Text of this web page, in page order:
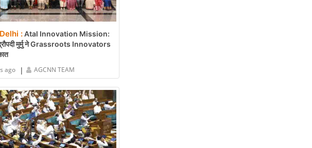
:Atal Innovation Mission:
द्रौपदी मुर्मु ने Grassroots Innovators
ago
| AGCNN TEAM